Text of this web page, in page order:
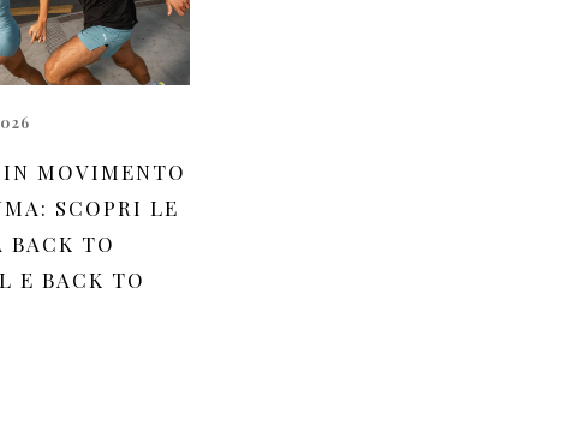
MOVIMENTO
SCOPRI LE
BACK TO
E BACK TO